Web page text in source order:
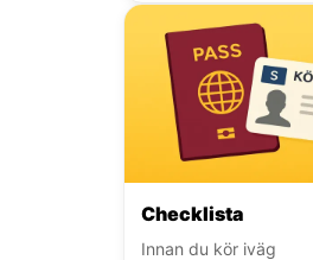
Checklista
Innan du kör iväg